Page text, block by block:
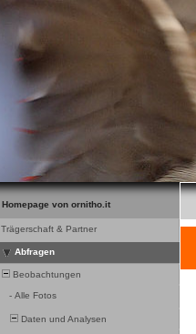
Homepage von ornitho.it
Trägerschaft & Partner
Abfragen
Beobachtungen
- Alle Fotos
Daten und Analysen